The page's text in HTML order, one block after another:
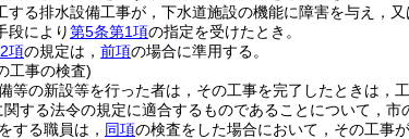
する排水設備工事が，下水道施設の機能に障害を与え，又
段により第5条第1項の指定を受けたとき。
項の規定は， 前項の場合に準用する。
工事の検査)
等の新設等を行った者は，その工事を完了したときは，
する法令の規定に適合するものであることについて，市
する職員は， 同項の検査をした場合において，その工事